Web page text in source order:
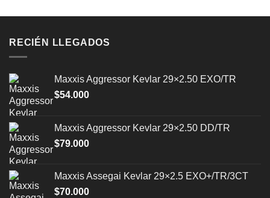
RECIÉN LLEGADOS
Maxxis Aggressor Kevlar 29×2.50 EXO/TR
$54.000
Maxxis Aggressor Kevlar 29×2.50 DD/TR
$79.000
Maxxis Assegai Kevlar 29×2.5 EXO+/TR/3CT
$70.000